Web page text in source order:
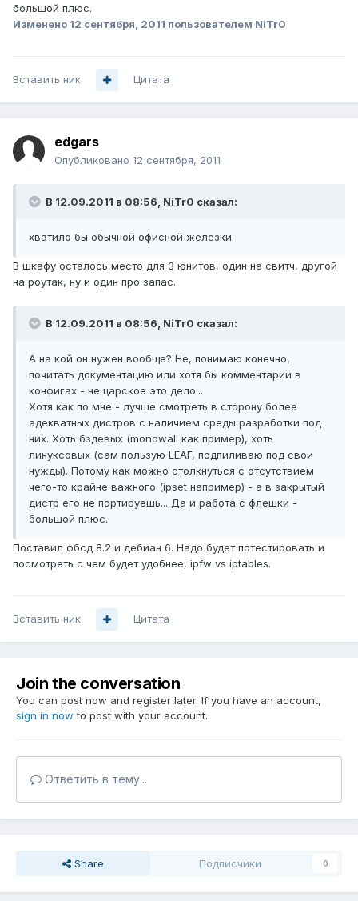
большой плюс.
Изменено 12 сентября, 2011 пользователем NiTr0
Вставить ник Цитата
edgars
Опубликовано 12 сентября, 2011
В 12.09.2011 в 08:56, NiTr0 сказал:
хватило бы обычной офисной железки
В шкафу осталось место для 3 юнитов, один на свитч, другой
на роутак, ну и один про запас.
В 12.09.2011 в 08:56, NiTr0 сказал:
А на кой он нужен вообще? Не, понимаю конечно,
почитать документацию или хотя бы комментарии в
конфигах - не царское это дело...
Хотя как по мне - лучше смотреть в сторону более
адекватных дистров с наличием среды разработки под
них. Хоть бздевых (monowall как пример), хоть
линуксовых (сам пользую LEAF, подпиливаю под свои
нужды). Потому как можно столкнуться с отсутствием
чего-то крайне важного (ipset например) - а в закрытый
дистр его не портируешь... Да и работа с флешки -
большой плюс.
Поставил фбсд 8.2 и дебиан 6. Надо будет потестировать и
посмотреть с чем будет удобнее, ipfw vs iptables.
Вставить ник Цитата
Join the conversation
You can post now and register later. If you have an account,
sign in now to post with your account.
Ответить в тему...
Share Подписчики 0